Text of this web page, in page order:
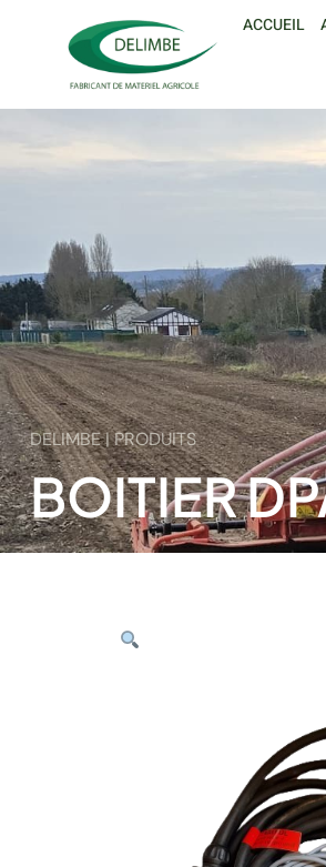
ACCUEIL
DELIMBE | PRODUITS
BOITIER